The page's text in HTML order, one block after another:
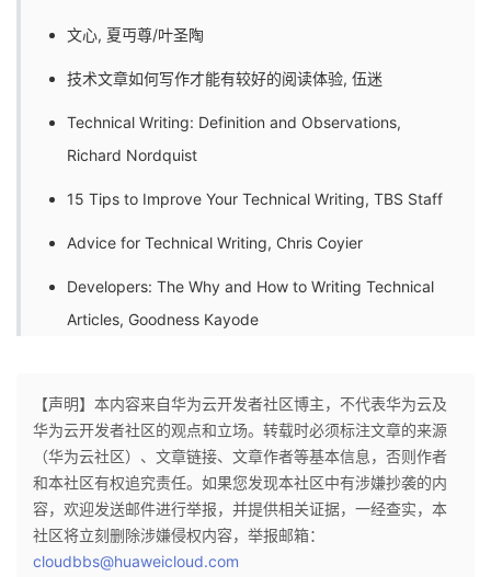
文心, 夏丏尊/叶圣陶
技术文章如何写作才能有较好的阅读体验, 伍迷
Technical Writing: Definition and Observations,
Richard Nordquist
15 Tips to Improve Your Technical Writing, TBS Staff
Advice for Technical Writing, Chris Coyier
Developers: The Why and How to Writing Technical
Articles, Goodness Kayode
【声明】本内容来自华为云开发者社区博主，不代表华为云及
华为云开发者社区的观点和立场。转载时必须标注文章的来源
（华为云社区）、文章链接、文章作者等基本信息，否则作者
和本社区有权追究责任。如果您发现本社区中有涉嫌抄袭的内
容，欢迎发送邮件进行举报，并提供相关证据，一经查实，本
社区将立刻删除涉嫌侵权内容，举报邮箱：
cloudbbs@huaweicloud.com